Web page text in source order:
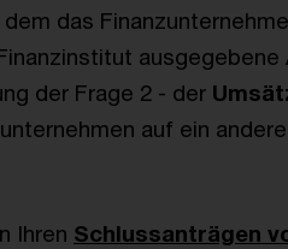
das
der Frage 2 - der
auf ein
Ihren Schlussanträgen